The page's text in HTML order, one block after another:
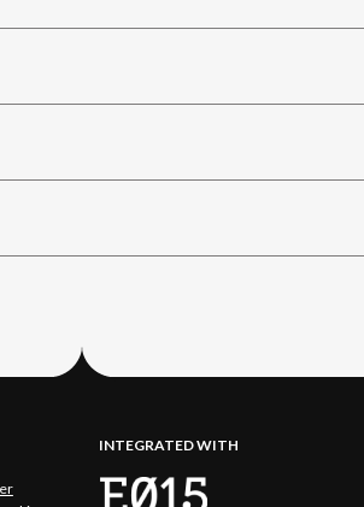
INTEGRATED WITH